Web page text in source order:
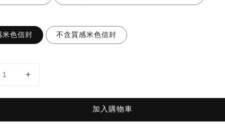
米色信封 不含質感米色信封
加入購物車